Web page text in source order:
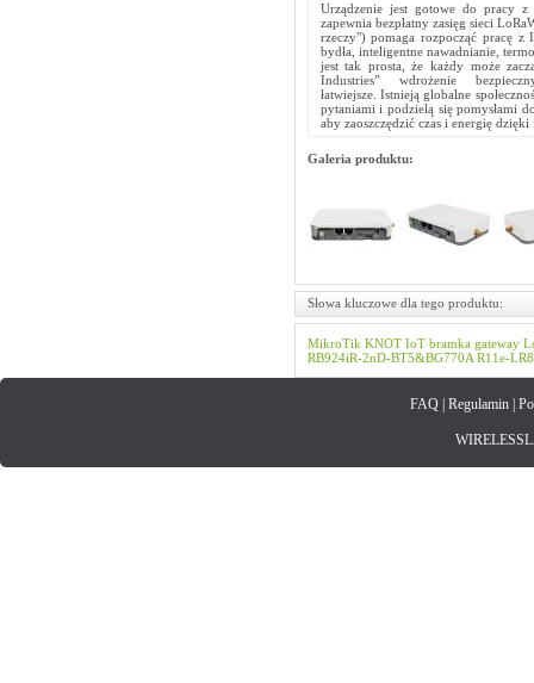
Urządzenie jest gotowe do pracy
zapewnia bezpłatny zasięg sieci
rzeczy") pomaga rozpocząć pracę
bydła, inteligentne nawadnianie,
jest tak prosta, że każdy może
Industries” wdrożenie
łatwiejsze. Istnieją globalne
pytaniami i podzielą się pomysłami
aby zaoszczędzić czas i energię
Galeria produktu:
Słowa kluczowe dla tego produktu:
MikroTik KNOT IoT bramka gateway
RB924iR-2nD-BT5&BG770A R11e-
FAQ| Regulamin|